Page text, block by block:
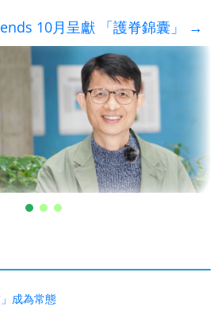
10月呈獻 「護脊錦囊」
→
成為常態